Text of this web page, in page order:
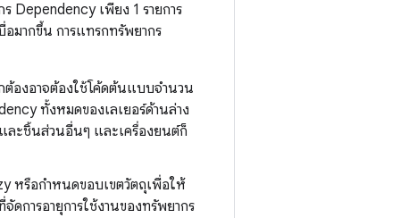
Dependency เพียง 1 รายการ
มากขึ้น การแทรกทรัพยากร
องอาจต้องใช้โค้ดต้นแบบจำนวน
ทั้งหมดของเลเยอร์ด้านล่าง
และชิ้นส่วนอื่นๆ และเครื่องยนต์ก็
หรือกำหนดขอบเขตวัตถุเพื่อให้
การอายุการใช้งานของทรัพยากร